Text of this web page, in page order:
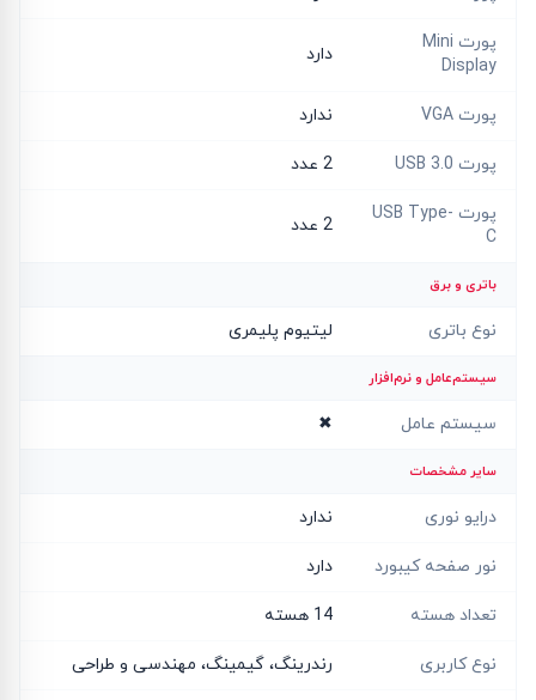
پورت Mini
Display
دارد
پورت VGA ندارد
پورت USB 3.0 2 عدد
پورت USB Type-
C
2 عدد
باتری و برق
نوع باتری لیتیوم پلیمری
سیستم‌عامل و نرم‌افزار
سیستم عامل ✖
سایر مشخصات
درایو نوری ندارد
نور صفحه کیبورد دارد
تعداد هسته 14 هسته
نوع کاربری رندرینگ، گیمینگ، مهندسی و طراحی